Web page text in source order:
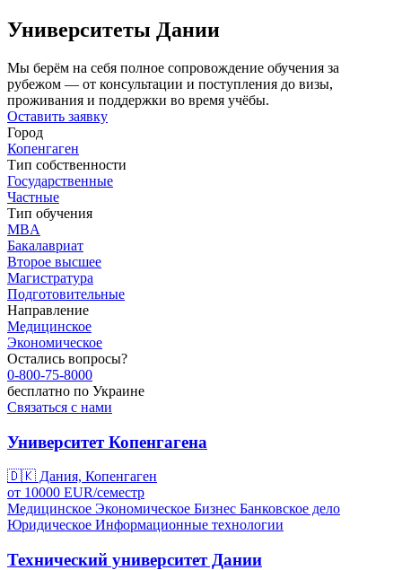
Университеты Дании
Мы берём на себя полное сопровождение обучения за
рубежом — от консультации и поступления до визы,
проживания и поддержки во время учёбы.
Оставить заявку
Город
Копенгаген
Тип собственности
Государственные
Частные
Тип обучения
MBA
Бакалавриат
Второе высшее
Магистратура
Подготовительные
Направление
Медицинское
Экономическое
Остались вопросы?
0-800-75-8000
бесплатно по Украине
Связаться с нами
Университет Копенгагена
🇩🇰 Дания, Копенгаген
от 10000 EUR/семестр
Медицинское Экономическое Бизнес Банковское дело
Юридическое Информационные технологии
Технический университет Дании